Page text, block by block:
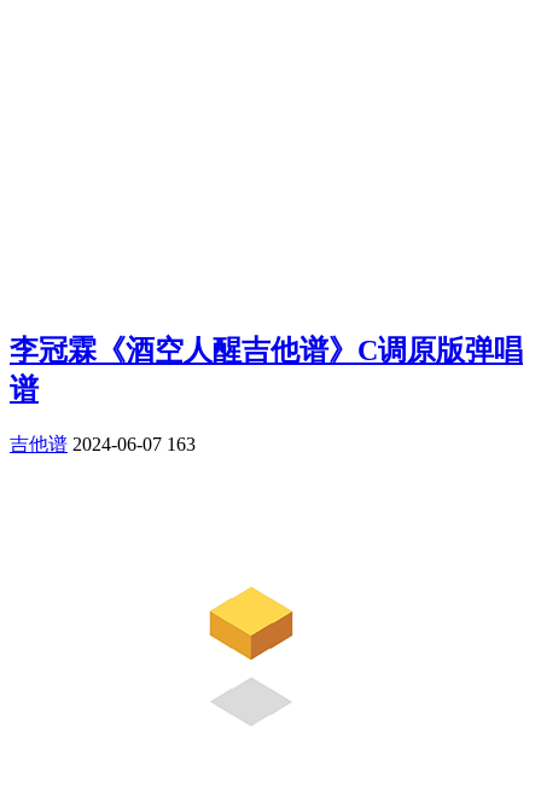
李冠霖《酒空人醒吉他谱》C调原版弹唱
谱
吉他谱 2024-06-07 163